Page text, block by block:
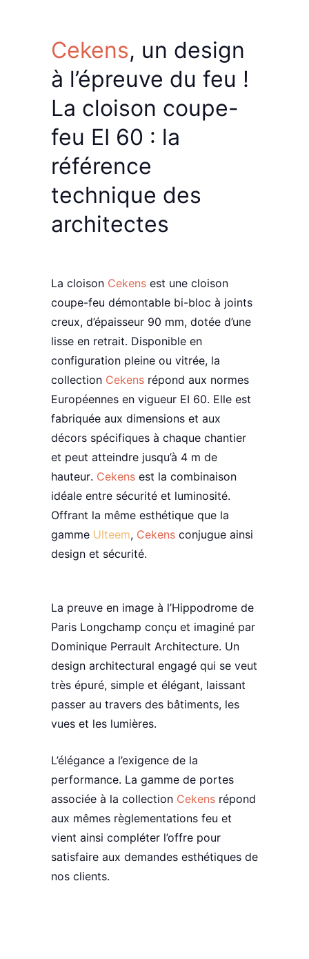
Cekens, un design
à l’épreuve du feu !
La cloison coupe-
feu EI 60 : la
référence
technique des
architectes
La cloison Cekens est une cloison
coupe-feu démontable bi-bloc à joints
creux, d’épaisseur 90 mm, dotée d’une
lisse en retrait. Disponible en
configuration pleine ou vitrée, la
collection Cekens répond aux normes
Européennes en vigueur EI 60. Elle est
fabriquée aux dimensions et aux
décors spécifiques à chaque chantier
et peut atteindre jusqu’à 4 m de
hauteur. Cekens est la combinaison
idéale entre sécurité et luminosité.
Offrant la même esthétique que la
gamme Ulteem, Cekens conjugue ainsi
design et sécurité.
La preuve en image à l’Hippodrome de
Paris Longchamp conçu et imaginé par
Dominique Perrault Architecture. Un
design architectural engagé qui se veut
très épuré, simple et élégant, laissant
passer au travers des bâtiments, les
vues et les lumières.
L’élégance a l’exigence de la
performance. La gamme de portes
associée à la collection Cekens répond
aux mêmes règlementations feu et
vient ainsi compléter l’offre pour
satisfaire aux demandes esthétiques de
nos clients.